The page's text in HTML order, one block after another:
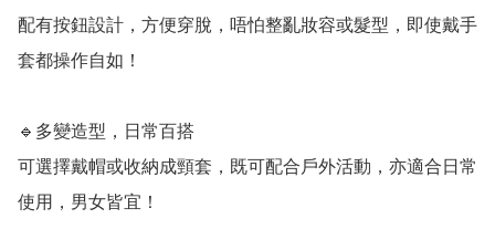
配有按鈕設計，方便穿脫，唔怕整亂妝容或髮型，即使戴手
套都操作自如！
🔹多變造型，日常百搭
可選擇戴帽或收納成頸套，既可配合戶外活動，亦適合日常
使用，男女皆宜！